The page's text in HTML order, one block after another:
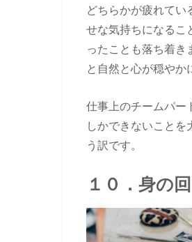
どちらかが疲れてい
せな気持ちになるこ
ったことも落ち着き
と自然と心が穏やか
仕事上のチームパー
しかできないこと
う訳です。
１０．身の